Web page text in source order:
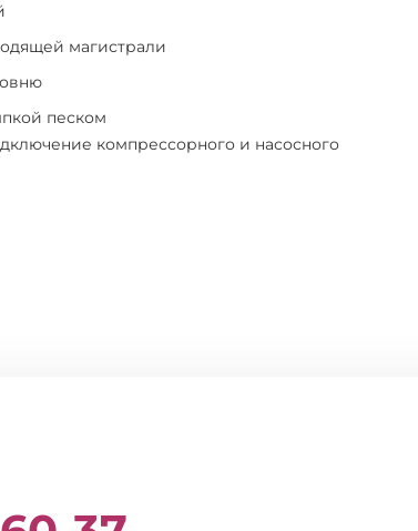
магистрали
песком
компрессорного и насосного